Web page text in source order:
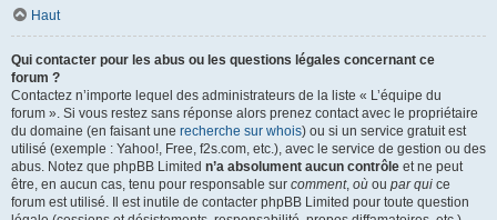
Haut
Qui contacter pour les abus ou les questions légales concernant ce
forum ?
Contactez n’importe lequel des administrateurs de la liste « L’équipe du
forum ». Si vous restez sans réponse alors prenez contact avec le propriétaire
du domaine (en faisant une recherche sur whois) ou si un service gratuit est
utilisé (exemple : Yahoo!, Free, f2s.com, etc.), avec le service de gestion ou des
abus. Notez que phpBB Limited n’a absolument aucun contrôle et ne peut
être, en aucun cas, tenu pour responsable sur comment, où ou par qui ce
forum est utilisé. Il est inutile de contacter phpBB Limited pour toute question